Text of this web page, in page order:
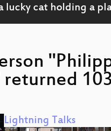
Lightning Talks